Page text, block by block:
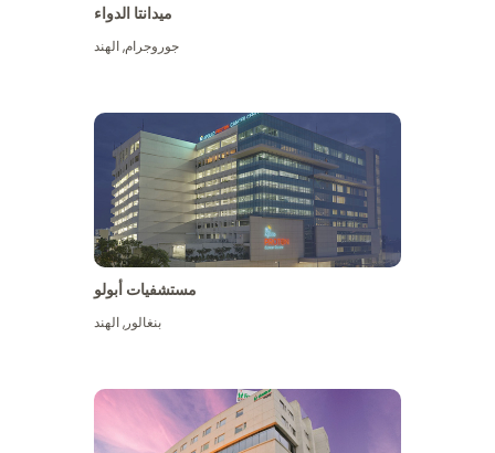
ميدانتا الدواء
جوروجرام,الهند
مستشفيات أبولو
بنغالور,الهند